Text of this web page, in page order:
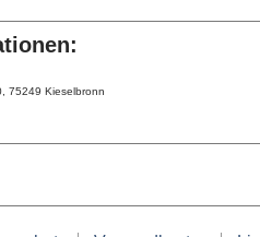
75249 Kieselbronn